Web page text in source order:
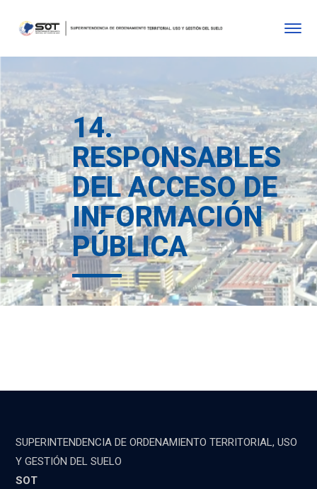
14.
RESPONSABLES
DEL ACCESO DE
INFORMACIÓN
PÚBLICA
SUPERINTENDENCIA DE ORDENAMIENTO TERRITORIAL, USO
Y GESTIÓN DEL SUELO
SOT